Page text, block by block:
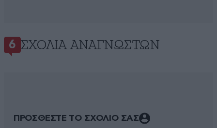
6 ΣΧΌΛΙΑ ΑΝΑΓΝΩΣΤΏΝ
ΠΡΟΣΘΕΣΤΕ ΤΟ ΣΧΟΛΙΟ ΣΑΣ